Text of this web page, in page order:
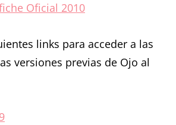
Oficial 2010
links para acceder a las
versiones previas de Ojo al